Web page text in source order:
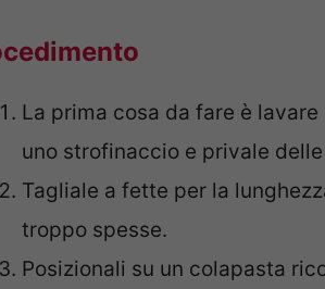
La prima cosa da fare è lavare
uno strofinaccio e privale
Tagliale a fette per la
troppo spesse.
Posizionali su un colapasta